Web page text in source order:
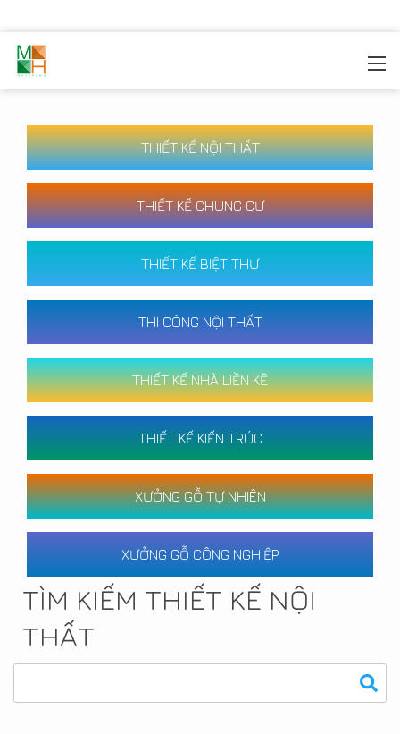
THIẾT KẾ NỘI THẤT
THIẾT KẾ CHUNG CƯ
THIẾT KẾ BIỆT THỰ
THI CÔNG NỘI THẤT
THIẾT KẾ NHÀ LIỀN KỀ
THIẾT KẾ KIẾN TRÚC
XƯỞNG GỖ TỰ NHIÊN
XƯỞNG GỖ CÔNG NGHIỆP
TÌM KIẾM THIẾT KẾ NỘI
THẤT